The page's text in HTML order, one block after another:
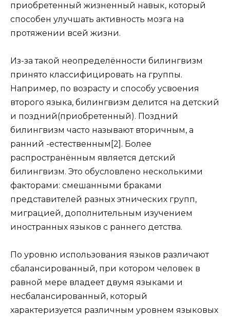
приобретенный жизненный навык, который
способен улучшать активность мозга на
протяжении всей жизни.
Из-за такой неопределённости билингвизм
принято классифицировать на группы.
Например, по возрасту и способу усвоения
второго языка, билингвизм делится на детский
и поздний(приобретенный). Поздний
билингвизм часто называют вторичным, а
ранний -естественным[2]. Более
распространённым является детский
билингвизм. Это обусловлено несколькими
факторами: смешанными браками
представителей разных этнических групп,
миграцией, дополнительным изучением
иностранных языков с раннего детства.
По уровню использования языков различают
сбалансированный, при котором человек в
равной мере владеет двумя языками и
несбалансированный, который
характеризуется различным уровнем языковых